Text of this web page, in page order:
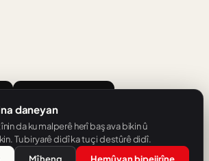
daneyan
da ku malperê herî baş ava bikin û
Tu biryarê didî ka tu çi destûrê didî.